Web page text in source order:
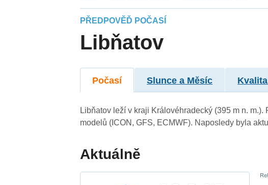
PŘEDPOVĚĎ POČASÍ
Libňatov
Počasí Slunce a Měsíc
Libňatov leží v kraji Královéhradecký (395 m n.
modelů (ICON, GFS, ECMWF). Naposledy byla
Aktuálně